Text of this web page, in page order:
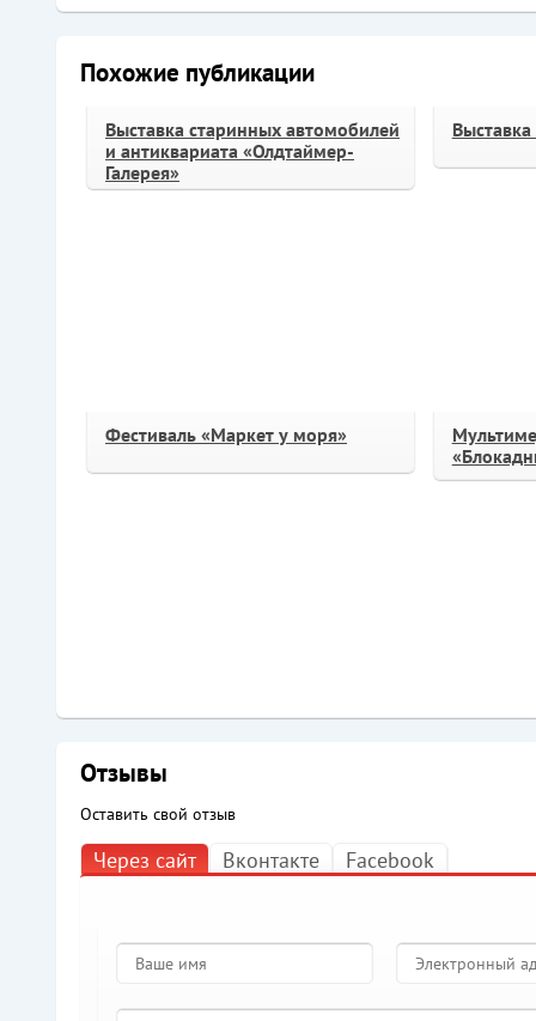
Похожие публикации
Выставка старинных автомобилей
и антиквариата «Олдтаймер-
Галерея»
Фестиваль «Маркет у моря»
Отзывы
Оставить свой отзыв
Через сайт Вконтакте Facebook